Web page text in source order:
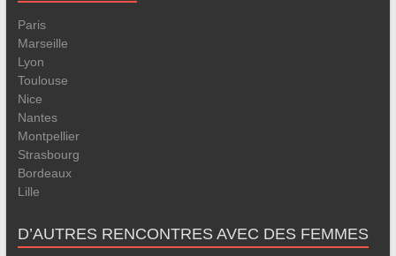
Paris
Marseille
Lyon
Toulouse
Nice
Nantes
Montpellier
Strasbourg
Bordeaux
Lille
D’AUTRES RENCONTRES AVEC DES FEMMES